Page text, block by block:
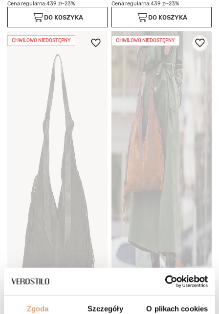
Zgoda Szczegóły O plikach cookies
Cena regularna:439 zł-23%
DO KOSZYKA
Cena regularna:439 zł-23%
DO KOSZYKA
CHWILOWO NIEDOSTĘPNY CHWILOWO NIEDOSTĘPNY